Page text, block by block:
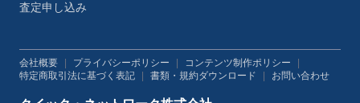
査定申し込み
会社概要 プライバシーポリシー コンテンツ制作ポリシー
特定商取引法に基づく表記
書類・規約ダウンロード お問い合わせ